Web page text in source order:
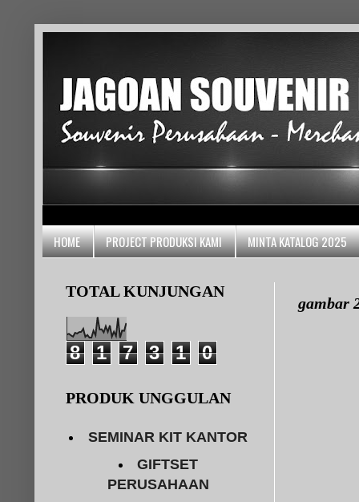
HOME PROJECT PRODUKSI KAMI MINTA KATALOG 2025
gambar
TOTAL KUNJUNGAN
8 1 7 3 1 0
PRODUK UNGGULAN
SEMINAR KIT KANTOR
GIFTSET
PERUSAHAAN